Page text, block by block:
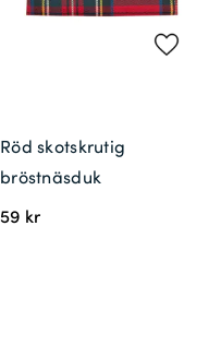
Röd skotskrutig
bröstnäsduk
59 kr